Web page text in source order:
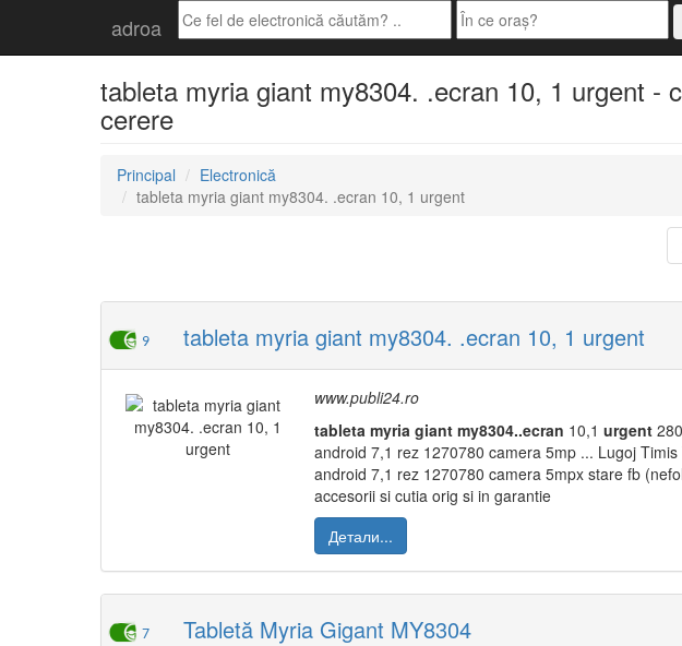
adroa
tableta myria giant my8304. .ecran 10, 1 urgent -
cerere
Principal
Electronică
tableta myria giant my8304. .ecran 10, 1 urgent
9 tableta myria giant my8304. .ecran 10, 1 urgent
www.publi24.ro
tableta myria giant my8304..ecran 10,1 urgent
android 7,1 rez 1270780 camera 5mp ... Lugoj
android 7,1 rez 1270780 camera 5mpx stare fb
accesorii si cutia orig si in garantie
Детали...
7 Tabletă Myria Gigant MY8304